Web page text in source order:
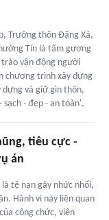
Trưởng thôn Đặng Xá,
Tín là tấm gương
vận động người
chương trình xây dựng
và giữ gìn thôn,
sạch - đẹp - an toàn'.
tiêu cực -
án
tệ nạn gây nhức nhối,
Hành vi này liên quan
công chức, viên